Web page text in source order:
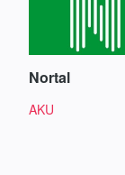
Nortal
AKU